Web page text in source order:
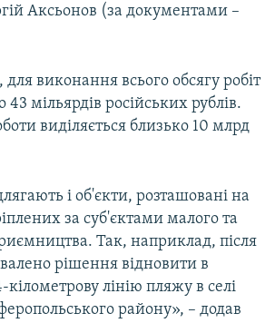
Аксьонов (за документами –
виконання всього обсягу робіт
43 мільярдів російських рублів.
виділяється близько 10 млрд
і об'єкти, розташовані на
за суб'єктами малого та
Так, наприклад, після
рішення відновити в
кілометрову лінію пляжу в селі
району», – додав